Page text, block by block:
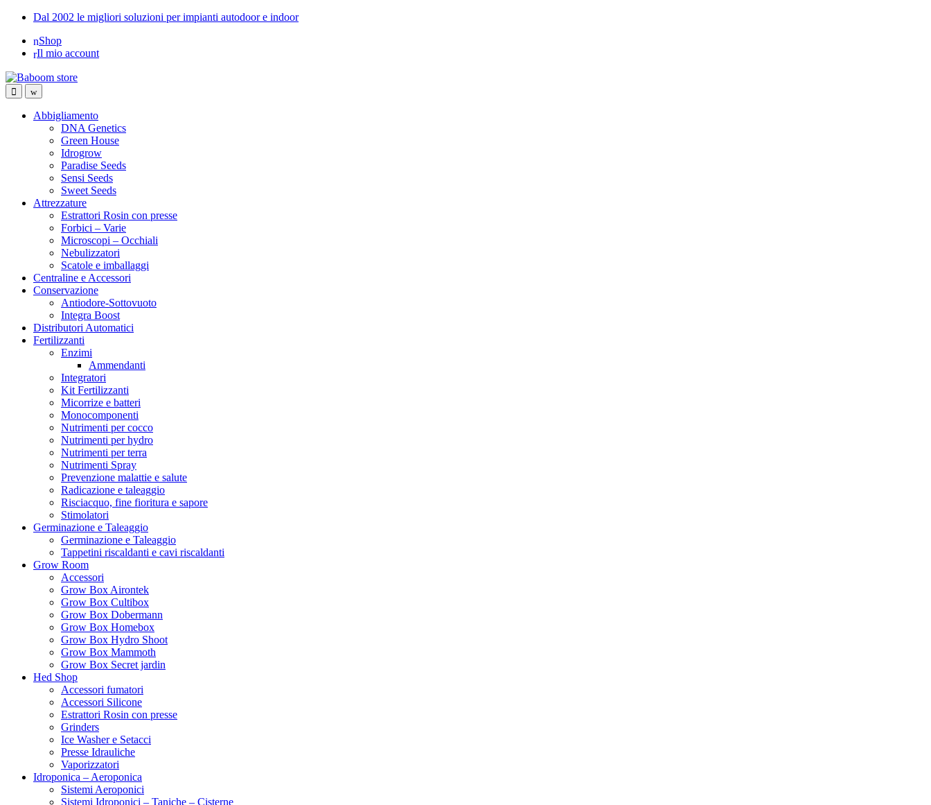
Skip
navigation
Skip
content
Dal 2002 le migliori soluzioni per impianti autodoor e indoor
Shop
Il mio account
Abbigliamento
DNA Genetics
Green House
Idrogrow
Paradise Seeds
Sensi Seeds
Sweet Seeds
Attrezzature
Estrattori Rosin con presse
Forbici – Varie
Microscopi – Occhiali
Nebulizzatori
Scatole e imballaggi
Centraline e Accessori
Conservazione
Antiodore-Sottovuoto
Integra Boost
Distributori Automatici
Fertilizzanti
Enzimi
Ammendanti
Integratori
Kit Fertilizzanti
Micorrize e batteri
Monocomponenti
Nutrimenti per cocco
Nutrimenti per hydro
Nutrimenti per terra
Nutrimenti Spray
Prevenzione malattie e salute
Radicazione e taleaggio
Risciacquo, fine fioritura e sapore
Stimolatori
Germinazione e Taleaggio
Germinazione e Taleaggio
Tappetini riscaldanti e cavi riscaldanti
Grow Room
Accessori
Grow Box Airontek
Grow Box Cultibox
Grow Box Dobermann
Grow Box Homebox
Grow Box Hydro Shoot
Grow Box Mammoth
Grow Box Secret jardin
Hed Shop
Accessori fumatori
Accessori Silicone
Estrattori Rosin con presse
Grinders
Ice Washer e Setacci
Presse Idrauliche
Vaporizzatori
Idroponica – Aeroponica
Sistemi Aeroponici
Sistemi Idroponici – Taniche – Cisterne